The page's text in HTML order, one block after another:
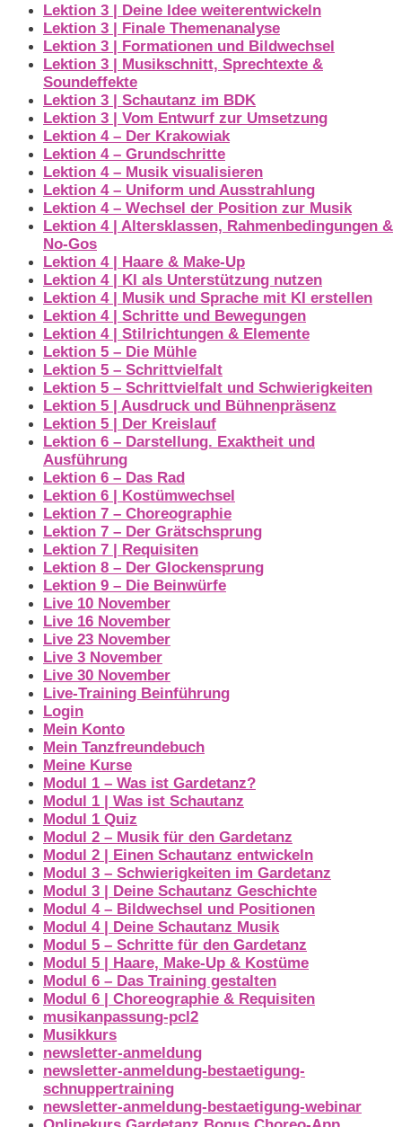
Lektion 3 | Deine Idee weiterentwickeln
Lektion 3 | Finale Themenanalyse
Lektion 3 | Formationen und Bildwechsel
Lektion 3 | Musikschnitt, Sprechtexte &
Soundeffekte
Lektion 3 | Schautanz im BDK
Lektion 3 | Vom Entwurf zur Umsetzung
Lektion 4 – Der Krakowiak
Lektion 4 – Grundschritte
Lektion 4 – Musik visualisieren
Lektion 4 – Uniform und Ausstrahlung
Lektion 4 – Wechsel der Position zur Musik
Lektion 4 | Altersklassen, Rahmenbedingungen &
No-Gos
Lektion 4 | Haare & Make-Up
Lektion 4 | KI als Unterstützung nutzen
Lektion 4 | Musik und Sprache mit KI erstellen
Lektion 4 | Schritte und Bewegungen
Lektion 4 | Stilrichtungen & Elemente
Lektion 5 – Die Mühle
Lektion 5 – Schrittvielfalt
Lektion 5 – Schrittvielfalt und Schwierigkeiten
Lektion 5 | Ausdruck und Bühnenpräsenz
Lektion 5 | Der Kreislauf
Lektion 6 – Darstellung. Exaktheit und
Ausführung
Lektion 6 – Das Rad
Lektion 6 | Kostümwechsel
Lektion 7 – Choreographie
Lektion 7 – Der Grätschsprung
Lektion 7 | Requisiten
Lektion 8 – Der Glockensprung
Lektion 9 – Die Beinwürfe
Live 10 November
Live 16 November
Live 23 November
Live 3 November
Live 30 November
Live-Training Beinführung
Login
Mein Konto
Mein Tanzfreundebuch
Meine Kurse
Modul 1 – Was ist Gardetanz?
Modul 1 | Was ist Schautanz
Modul 1 Quiz
Modul 2 – Musik für den Gardetanz
Modul 2 | Einen Schautanz entwickeln
Modul 3 – Schwierigkeiten im Gardetanz
Modul 3 | Deine Schautanz Geschichte
Modul 4 – Bildwechsel und Positionen
Modul 4 | Deine Schautanz Musik
Modul 5 – Schritte für den Gardetanz
Modul 5 | Haare, Make-Up & Kostüme
Modul 6 – Das Training gestalten
Modul 6 | Choreographie & Requisiten
musikanpassung-pcl2
Musikkurs
newsletter-anmeldung
newsletter-anmeldung-bestaetigung-
schnuppertraining
newsletter-anmeldung-bestaetigung-webinar